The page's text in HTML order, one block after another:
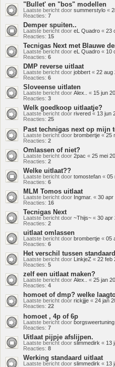
"Bullet' en "bos" modellen
Laatste bericht door summerstylo «
Reacties: 7
Demper spuiten..
Laatste bericht door eL Quadro « 23
Reacties: 15
Tecnigas Next met Blauwe
Laatste bericht door eL Quadro « 10
Reacties: 6
DMP reverse uitlaat
Laatste bericht door jobbert « 22 aug
Reacties: 6
Sloveense uitlaten
Laatste bericht door Alex.. « 15 jun
Reacties: 3
Welk goedkoop uitlaatje?
Laatste bericht door rivered « 13 jun
Reacties: 25
Past technigas next op mijn
Laatste bericht door brombertje «25
Reacties: 2
Omlassen of niet?
Laatste bericht door 2pac « 25 mei
Reacties: 2
Welke uitlaat??
Laatste bericht door tomostefan « 05
Reacties: 6
MLM Tomos uitlaat
Laatste bericht door Ingmar. « 30 apr
Reacties: 16
Tecnigas Next
Laatste bericht door ~Thijs~ « 30 apr
Reacties: 2
uitlaat omlassen
Laatste bericht door brombertje « 05
Reacties: 6
Het verschil tussen
Laatste bericht door LinkjeZ « 22 feb
Reacties: 5
zelf een uitlaat maken?
Laatste bericht door Alex.. « 25 jan
Reacties: 4
homoet of dmp? welke
Laatste bericht door rickjjje « 24 jan
Reacties: 22
homoet , 4p of 6p
Laatste bericht door borgsweertuning
Reacties: 7
Uitlaat pijpje afslijpen.
Laatste bericht door slimmedirk « 13
Reacties: 8
Werking standaard uitlaat
Laatste bericht door slimmedirk « 13